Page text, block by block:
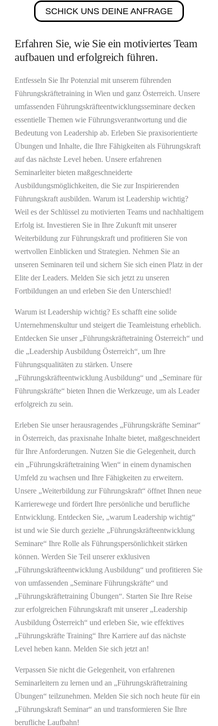
SCHICK UNS DEINE ANFRAGE
Erfahren Sie, wie Sie ein motiviertes Team
aufbauen und erfolgreich führen.
Entfesseln Sie Ihr Potenzial mit unserem führenden
Führungskräftetraining in Wien und ganz Österreich. Unsere
umfassenden Führungskräfteentwicklungsseminare decken
essentielle Themen wie Führungsverantwortung und die
Bedeutung von Leadership ab. Erleben Sie praxisorientierte
Übungen und Inhalte, die Ihre Fähigkeiten als Führungskraft
auf das nächste Level heben. Unsere erfahrenen
Seminarleiter bieten maßgeschneiderte
Ausbildungsmöglichkeiten, die Sie zur Inspirierenden
Führungskraft ausbilden. Warum ist Leadership wichtig?
Weil es der Schlüssel zu motivierten Teams und nachhaltigem
Erfolg ist. Investieren Sie in Ihre Zukunft mit unserer
Weiterbildung zur Führungskraft und profitieren Sie von
wertvollen Einblicken und Strategien. Nehmen Sie an
unseren Seminaren teil und sichern Sie sich einen Platz in der
Elite der Leaders. Melden Sie sich jetzt zu unseren
Fortbildungen an und erleben Sie den Unterschied!
Warum ist Leadership wichtig? Es schafft eine solide
Unternehmenskultur und steigert die Teamleistung erheblich.
Entdecken Sie unser „Führungskräftetraining Österreich“ und
die „Leadership Ausbildung Österreich“, um Ihre
Führungsqualitäten zu stärken. Unsere
„Führungskräfteentwicklung Ausbildung“ und „Seminare für
Führungskräfte“ bieten Ihnen die Werkzeuge, um als Leader
erfolgreich zu sein.
Erleben Sie unser herausragendes „Führungskräfte Seminar“
in Österreich, das praxisnahe Inhalte bietet, maßgeschneidert
für Ihre Anforderungen. Nutzen Sie die Gelegenheit, durch
ein „Führungskräftetraining Wien“ in einem dynamischen
Umfeld zu wachsen und Ihre Fähigkeiten zu erweitern.
Unsere „Weiterbildung zur Führungskraft“ öffnet Ihnen neue
Karrierewege und fördert Ihre persönliche und berufliche
Entwicklung. Entdecken Sie, „warum Leadership wichtig“
ist und wie Sie durch gezielte „Führungskräfteentwicklung
Seminare“ Ihre Rolle als Führungspersönlichkeit stärken
können. Werden Sie Teil unserer exklusiven
„Führungskräfteentwicklung Ausbildung“ und profitieren Sie
von umfassenden „Seminare Führungskräfte“ und
„Führungskräftetraining Übungen“. Starten Sie Ihre Reise
zur erfolgreichen Führungskraft mit unserer „Leadership
Ausbildung Österreich“ und erleben Sie, wie effektives
„Führungskräfte Training“ Ihre Karriere auf das nächste
Level heben kann. Melden Sie sich jetzt an!
Verpassen Sie nicht die Gelegenheit, von erfahrenen
Seminarleitern zu lernen und an „Führungskräftetraining
Übungen“ teilzunehmen. Melden Sie sich noch heute für ein
„Führungskraft Seminar“ an und transformieren Sie Ihre
berufliche Laufbahn!